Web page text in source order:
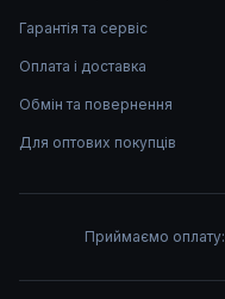
Гарантія та сервіс
Оплата і доставка
Обмін та повернення
Для оптових покупців
Приймаємо оплату: